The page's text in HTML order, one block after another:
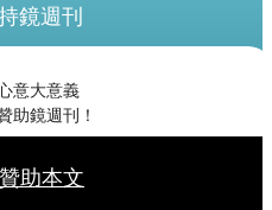
鏡週刊
意大意義
助鏡週刊！
贊助本文